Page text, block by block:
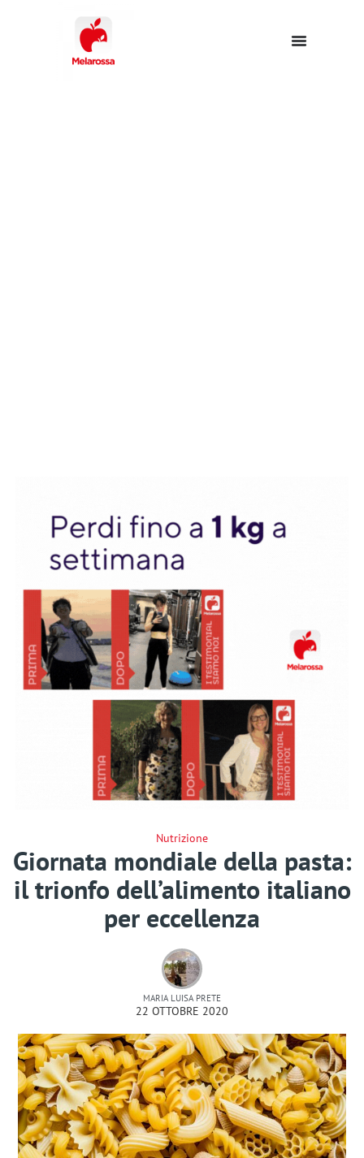
Nutrizione
Giornata mondiale della pasta:
il trionfo dell’alimento italiano
per eccellenza
MARIA LUISA PRETE
22 OTTOBRE 2020